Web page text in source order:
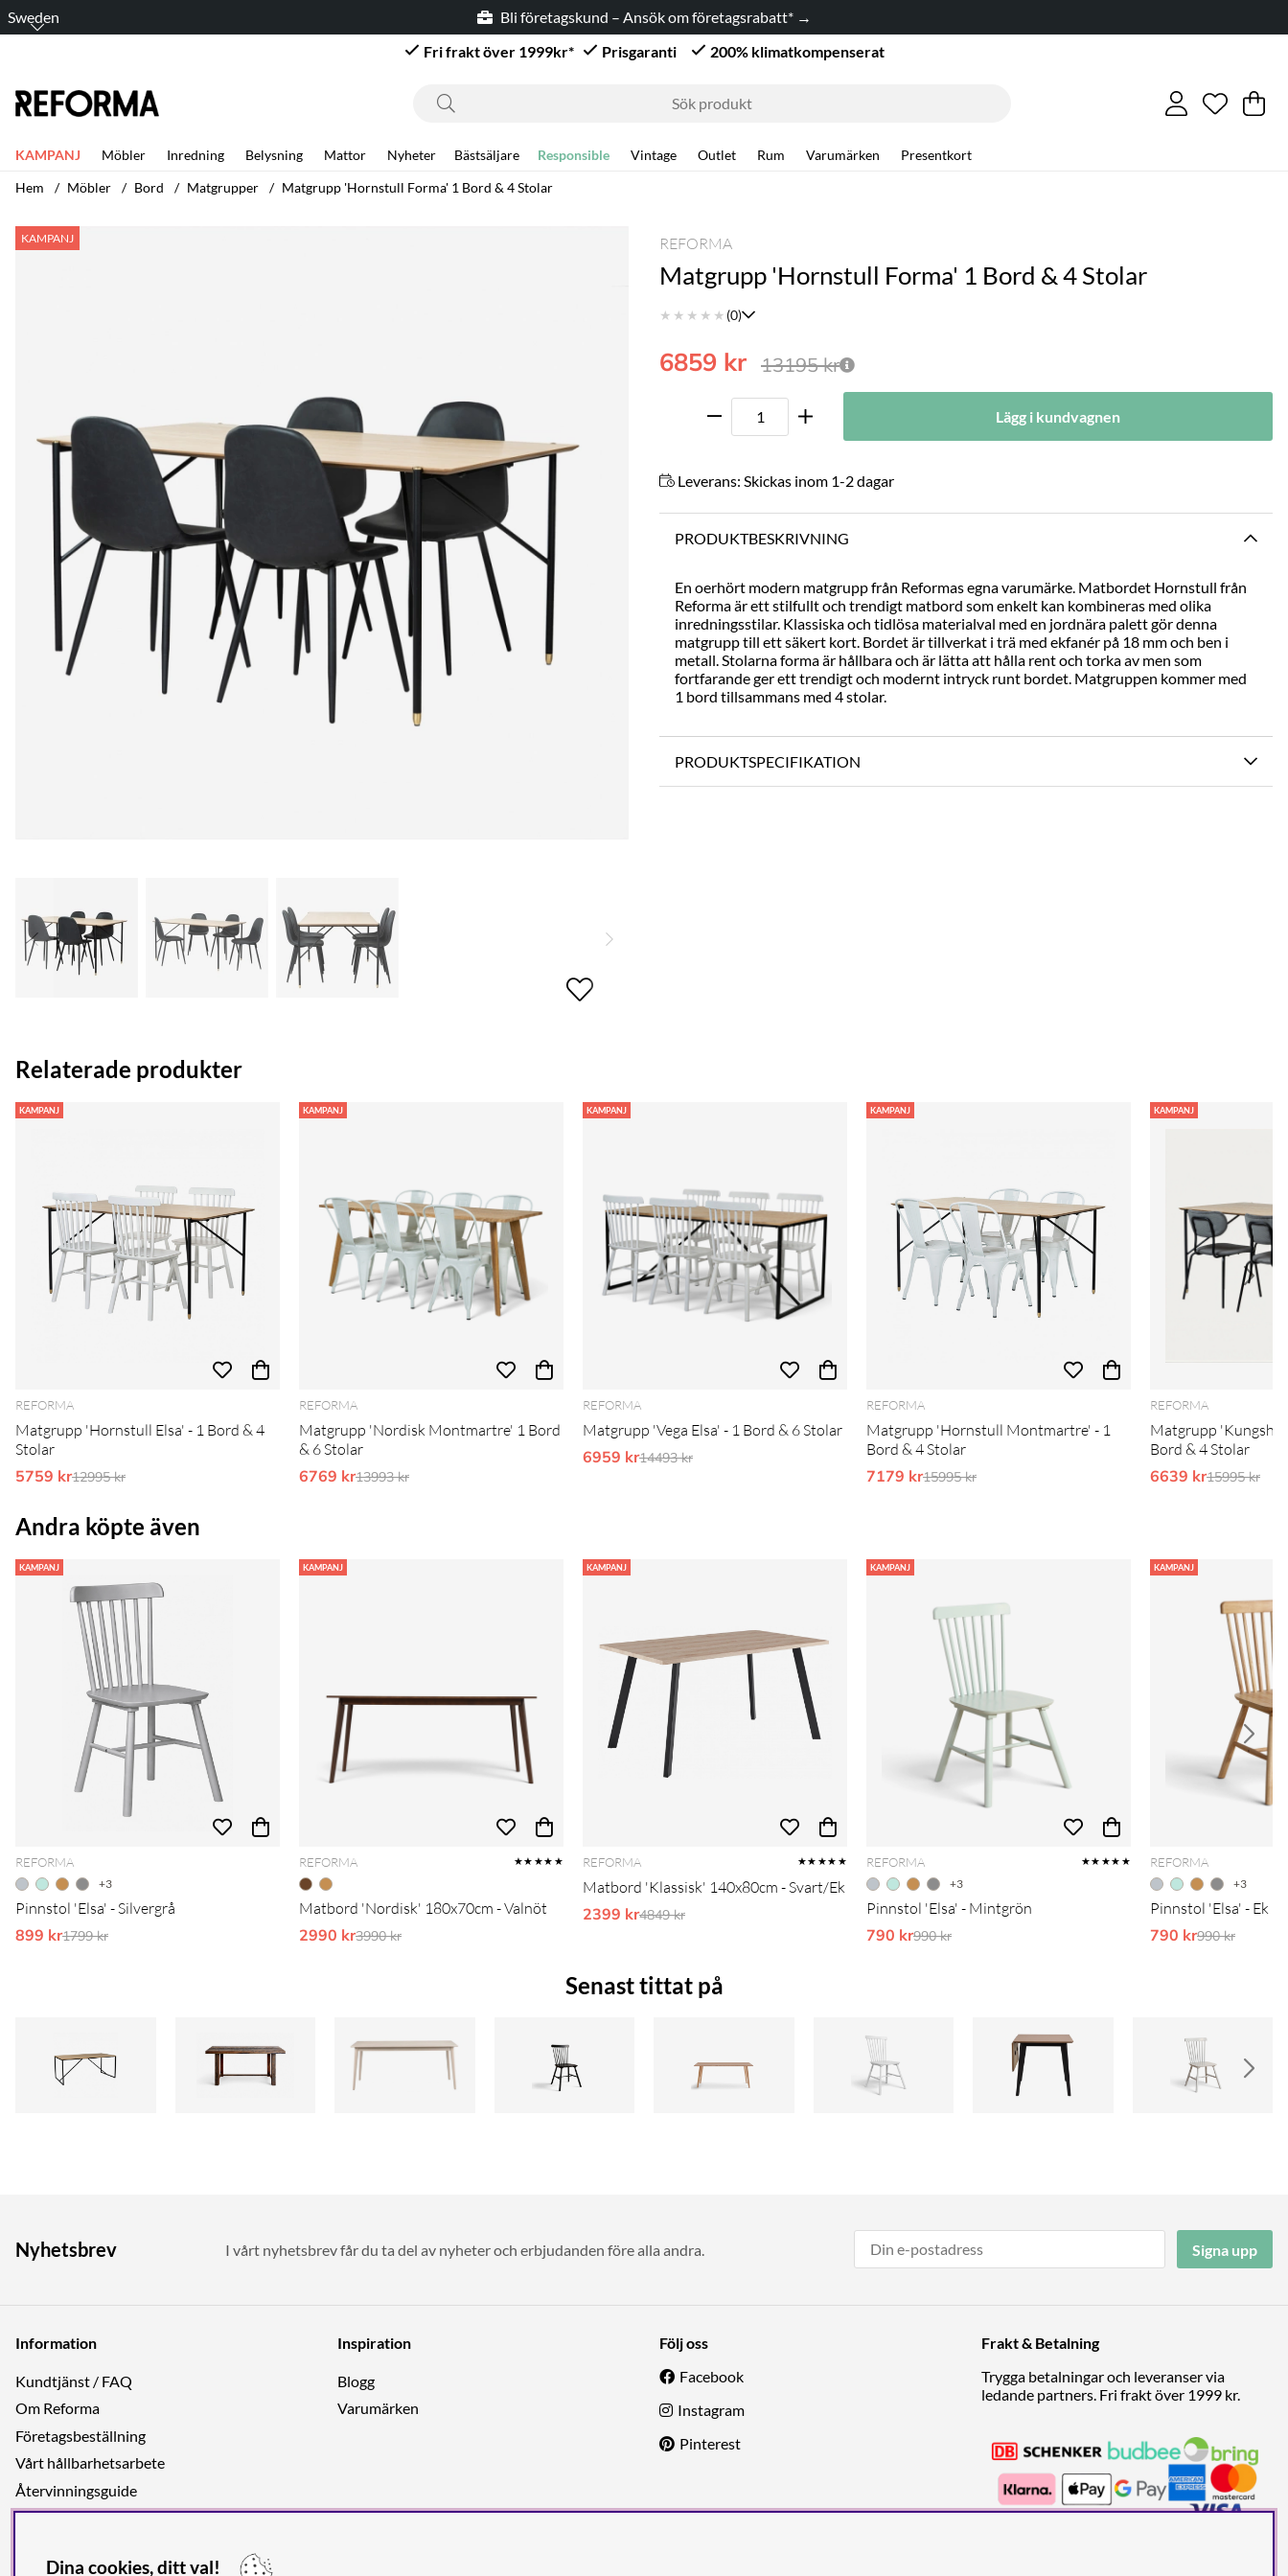
Sweden
Bli företagskund – Ansök om företagsrabatt* →
Fri frakt över 1999kr*
Prisgaranti 200% klimatkompenserat
Antal i
. .
KAMPANJ Möbler Inredning Belysning Mattor Nyheter Bästsäljare Responsible Vintage Outlet Rum Varumärken
Presentkort
Hem
Möbler Bord Matgrupper Matgrupp 'Hornstull Forma' 1 Bord & 4 Stolar
KAMPANJ
Produktbilder Matgrupp 'Hornstull Forma' 1 Bord & 4 Stolar REFORMA
Matgrupp 'Hornstull Forma' 1 Bord & 4 Stolar
★ ★ ★ ★ ★ (0)
13195kr
6859 kr
Lägg i kundvagnen
Leverans: Skickas inom 1-2 dagar
PRODUKTBESKRIVNING
En oerhört modern matgrupp från Reformas egna varumärke. Matbordet Hornstull från
Reforma är ett stilfullt och trendigt matbord som enkelt kan kombineras med olika
inredningsstilar. Klassiska och tidlösa materialval med en jordnära palett gör denna
matgrupp till ett säkert kort. Bordet är tillverkat i trä med ekfanér på 18 mm och ben i
metall. Stolarna forma är hållbara och är lätta att hålla rent och torka av men som
fortfarande ger ett trendigt och modernt intryck runt bordet. Matgruppen kommer med
1 bord tillsammans med 4 stolar.
PRODUKTSPECIFIKATION
Relaterade produkter
KAMPANJ
REFORMA
Matgrupp 'Hornstull Elsa' - 1 Bord & 4
Stolar
5759 krOrdinarie pris:
12995 kr
KAMPANJ
REFORMA
Matgrupp 'Nordisk Montmartre' 1 Bord
& 6 Stolar
6769 krOrdinarie pris:
13993 kr
KAMPANJ
REFORMA
Matgrupp 'Vega Elsa' - 1 Bord & 6 Stolar
6959 krOrdinarie pris:
14493 kr
KAMPANJ
REFORMA
Matgrupp 'Hornstull Montmartre' - 1
Bord & 4 Stolar
7179 krOrdinarie pris:
15995 kr
KAMPANJ
REFORMA
Matgrupp
Bord & 4 Stolar
6639 krOrdinarie
15995 kr
Andra köpte även
KAMPANJ
REFORMA
+3
Pinnstol 'Elsa' - Silvergrå
899 krOrdinarie pris:
1799 kr
KAMPANJ
REFORMA ★★★★★
Matbord 'Nordisk' 180x70cm - Valnöt
2990 krOrdinarie pris:
3990 kr
KAMPANJ
REFORMA ★★★★★
Matbord 'Klassisk' 140x80cm - Svart/Ek
2399 krOrdinarie pris:
4849 kr
KAMPANJ
REFORMA ★★★★★
+3
Pinnstol 'Elsa' - Mintgrön
790 krOrdinarie pris:
990 kr
KAMPANJ
REFORMA
+3
Pinnstol 'Elsa' - Ek
790 krOrdinarie
990 kr
Senast tittat på
Nyhetsbrev I vårt nyhetsbrev får du ta del av nyheter och erbjudanden före alla andra. Signa upp
Information
Kundtjänst / FAQ
Om Reforma
Företagsbeställning
Vårt hållbarhetsarbete
Återvinningsguide
Integritetspolicy
Inspiration
Blogg
Varumärken
Följ oss
Facebook
Instagram
Pinterest
Frakt & Betalning
Trygga betalningar och leveranser via
ledande partners. Fri frakt över 1999 kr.
Dina cookies, ditt val!